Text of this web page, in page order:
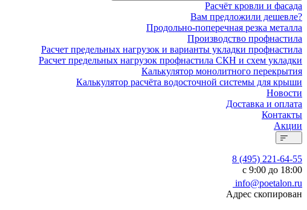
Расчёт кровли и фасада
Вам предложили дешевле?
Продольно-поперечная резка металла
Производство профнастила
Расчет предельных нагрузок и варианты укладки профнастила
Расчет предельных нагрузок профнастила СКН и схем укладки
Калькулятор монолитного перекрытия
Калькулятор расчёта водосточной системы для крыши
Новости
Доставка и оплата
Контакты
Акции
8 (495) 221-64-55
с 9:00 до 18:00
info@poetalon.ru
Адрес скопирован